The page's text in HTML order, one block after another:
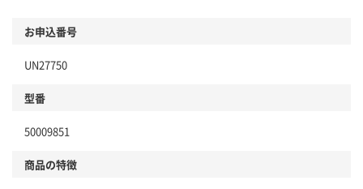
本体
仕組
お申込番号
UN27750
型番
50009851
商品の特徴